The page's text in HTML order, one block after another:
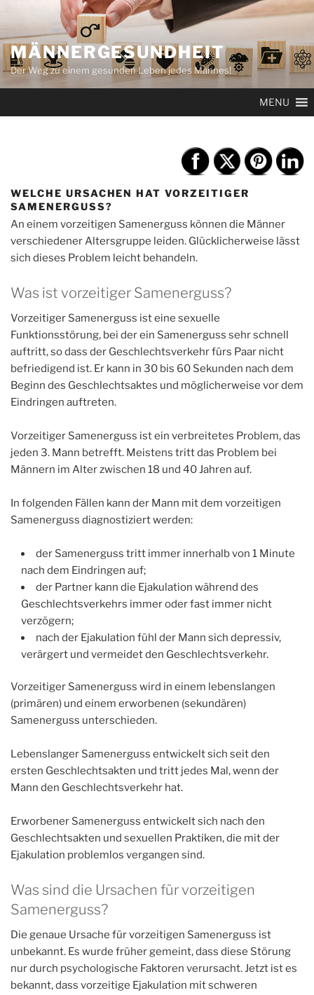
Inhalt
springen
MÄNNERGESUNDHEIT
Der Weg zu einem gesunden Leben jedes Mannes!
MENU
WELCHE URSACHEN HAT VORZEITIGER
SAMENERGUSS?
An einem vorzeitigen Samenerguss können die Männer
verschiedener Altersgruppe leiden. Glücklicherweise lässt
sich dieses Problem leicht behandeln.
Was ist vorzeitiger Samenerguss?
Vorzeitiger Samenerguss ist eine sexuelle
Funktionsstörung, bei der ein Samenerguss sehr schnell
auftritt, so dass der Geschlechtsverkehr fürs Paar nicht
befriedigend ist. Er kann in 30 bis 60 Sekunden nach dem
Beginn des Geschlechtsaktes und möglicherweise vor dem
Eindringen auftreten.
Vorzeitiger Samenerguss ist ein verbreitetes Problem, das
jeden 3. Mann betrefft. Meistens tritt das Problem bei
Männern im Alter zwischen 18 und 40 Jahren auf.
In folgenden Fällen kann der Mann mit dem vorzeitigen
Samenerguss diagnostiziert werden:
der Samenerguss tritt immer innerhalb von 1 Minute
nach dem Eindringen auf;
der Partner kann die Ejakulation während des
Geschlechtsverkehrs immer oder fast immer nicht
verzögern;
nach der Ejakulation fühl der Mann sich depressiv,
verärgert und vermeidet den Geschlechtsverkehr.
Vorzeitiger Samenerguss wird in einem lebenslangen
(primären) und einem erworbenen (sekundären)
Samenerguss unterschieden.
Lebenslanger Samenerguss entwickelt sich seit den
ersten Geschlechtsakten und tritt jedes Mal, wenn der
Mann den Geschlechtsverkehr hat.
Erworbener Samenerguss entwickelt sich nach den
Geschlechtsakten und sexuellen Praktiken, die mit der
Ejakulation problemlos vergangen sind.
Was sind die Ursachen für vorzeitigen
Samenerguss?
Die genaue Ursache für vorzeitigen Samenerguss ist
unbekannt. Es wurde früher gemeint, dass diese Störung
nur durch psychologische Faktoren verursacht. Jetzt ist es
bekannt, dass vorzeitige Ejakulation mit schweren